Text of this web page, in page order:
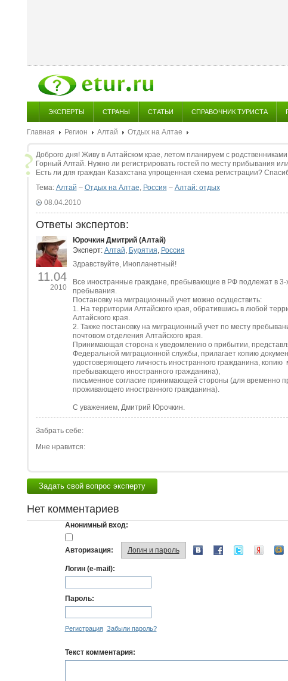
ЭКСПЕРТЫ СТРАНЫ СТАТЬИ СПРАВОЧНИК ТУРИСТА
Главная Регион Алтай Отдых на Алтае
Доброго дня! Живу в Алтайском крае, летом планируем с родственниками
Горный Алтай. Нужно ли регистрировать гостей по месту прибывания
Есть ли для граждан Казахстана упрощенная схема регистрации?
Тема: Алтай – Отдых на Алтае, Россия – Алтай: отдых
08.04.2010
Ответы экспертов:
11.04
2010
Юрочкин Дмитрий (Алтай)
Эксперт: Алтай, Бурятия, Россия
Здравствуйте, Инопланетный!
Все иностранные граждане, пребывающие в РФ подлежат в 3-
пребывания.
Постановку на миграционный учет можно осуществить:
1. На территории Алтайского края, обратившись в любой
Алтайского края.
2. Также постановку на миграционный учет по месту
почтовом отделения Алтайского края.
Принимающая сторона к уведомлению о прибытии,
Федеральной миграционной службы, прилагает копию
удостоверяющего личность иностранного гражданина,
пребывающего иностранного гражданина),
письменное согласие принимающей стороны (для временно
проживающего иностранного гражданина).
С уважением, Дмитрий Юрочкин.
Забрать себе:
Мне нравится:
Задать свой вопрос эксперту
Нет комментариев
Анонимный вход:
Авторизация: Логин и пароль
Логин (e-mail):
Пароль:
Регистрация Забыли пароль?
Текст комментария: